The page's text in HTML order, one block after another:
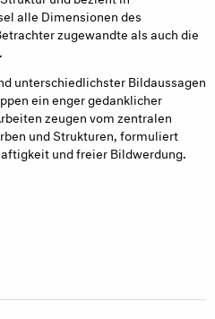
alle Dimensionen des
zugewandte als auch die
unterschiedlichster Bildaussagen
ein enger gedanklicher
zeugen vom zentralen
und Strukturen, formuliert
und freier Bildwerdung.